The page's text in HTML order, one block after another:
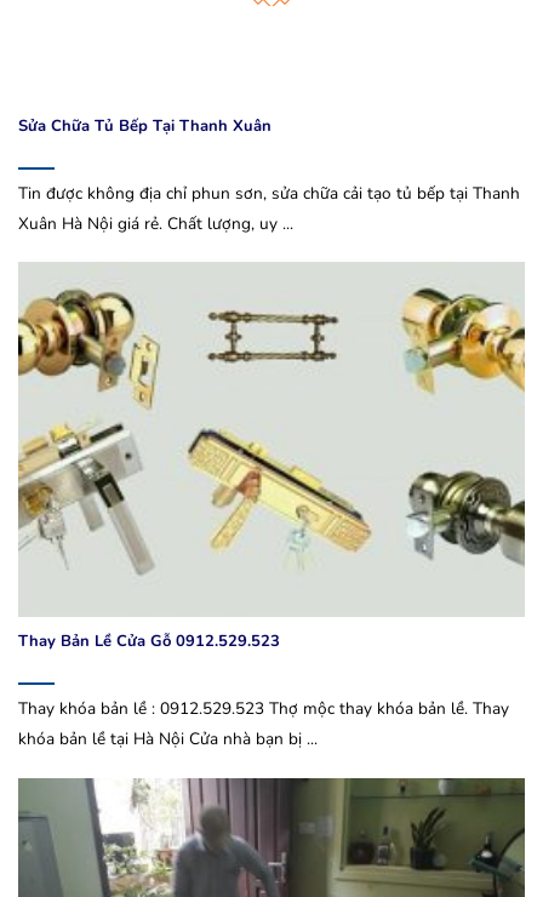
Sửa Chữa Tủ Bếp Tại Thanh Xuân
Tin được không địa chỉ phun sơn, sửa chữa cải tạo tủ bếp tại Thanh
Xuân Hà Nội giá rẻ. Chất lượng, uy ...
Thay Bản Lề Cửa Gỗ 0912.529.523
Thay khóa bản lề : 0912.529.523 Thợ mộc thay khóa bản lề. Thay
khóa bản lề tại Hà Nội Cửa nhà bạn bị ...